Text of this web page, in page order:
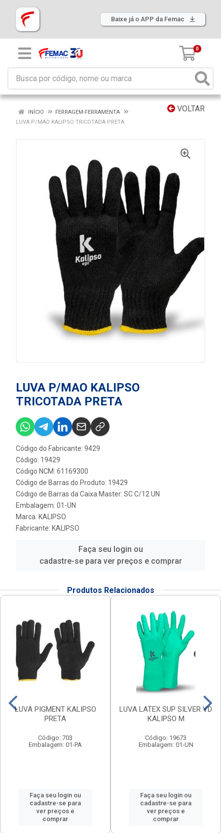
Baixe já o APP da Femac
0
VOLTAR
INÍCIO
FERRAGEM-FERRAMENTA
LUVA P/MAO KALIPSO TRICOTADA PRETA
LUVA P/MAO KALIPSO
TRICOTADA PRETA
Código do Fabricante: 9429
Código: 19429
Código NCM: 61169300
Código de Barras do Produto: 19429
Código de Barras da Caixa Master: SC C/12 UN
Embalagem: 01-UN
Marca: KALIPSO
Fabricante: KALIPSO
Faça seu login ou
cadastre-se para ver preços e comprar
Produtos Relacionados
LUVA PIGMENT KALIPSO
PRETA
Código: 703
Embalagem: 01-PA
Faça seu login ou
cadastre-se para
ver preços e
comprar
LUVA LATEX SUP SILVER VD
KALIPSO M
Código: 19673
Embalagem: 01-UN
Faça seu login ou
cadastre-se para
ver preços e
comprar